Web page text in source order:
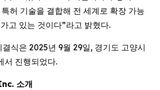
허 기술을 결합해 전 세계로 확장 가능
고 있는 것이다”라고 밝혔다.
식은 2025년 9월 29일, 경기도 고양시
서 진행되었다.
소개